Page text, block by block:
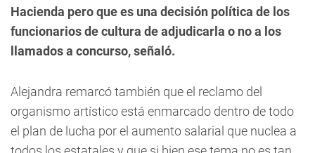
Hacienda pero que es una decisión política de los
funcionarios de cultura de adjudicarla o no a los
llamados a concurso, señaló.
Alejandra remarcó también que el reclamo del
organismo artístico está enmarcado dentro de todo
el plan de lucha por el aumento salarial que nuclea a